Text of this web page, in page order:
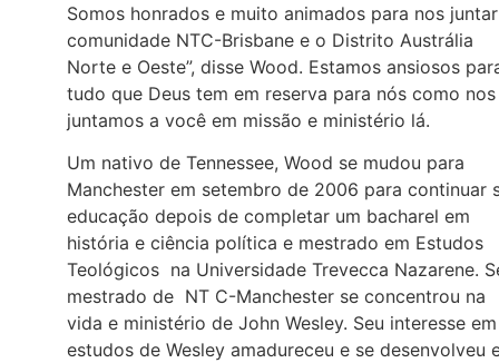
Somos honrados e muito animados para nos
comunidade NTC-Brisbane e o Distrito Austrália
Norte e Oeste”, disse Wood. Estamos ansiosos
tudo que Deus tem em reserva para nós como nos
juntamos a você em missão e ministério lá.
Um nativo de Tennessee, Wood se mudou para
Manchester em setembro de 2006 para continuar
educação depois de completar um bacharel em
história e ciência política e mestrado em Estudos
Teológicos na Universidade Trevecca Nazarene.
mestrado de NT C-Manchester se concentrou na
vida e ministério de John Wesley. Seu interesse em
estudos de Wesley amadureceu e se desenvolveu